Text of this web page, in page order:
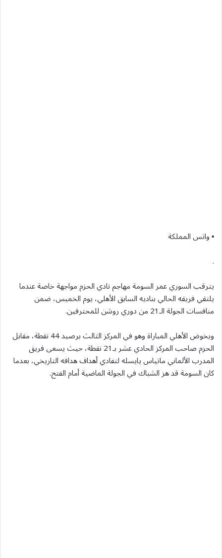
▪︎ واتس المملكة
.
يترقب السوري عمر السومة مهاجم نادي الحزم مواجهة خاصة عندما
يلتقي فريقه الحالي بناديه السابق الأهلي، يوم الخميس، ضمن
منافسات الجولة الـ21 من دوري روشن للمحترفين.
ويخوض الأهلي المباراة وهو في المركز الثالث برصيد 44 نقطة، مقابل
الحزم صاحب المركز الحادي عشر بـ21 نقطة، حيث يسعى فريق
المدرب الألماني ماتياس يايسله لتفادي أهداف هدافه التاريخي، بعدما
كان السومة قد هز الشباك في الجولة الماضية أمام الفتح.